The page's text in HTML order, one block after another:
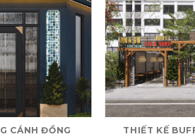
CÁNH ĐỒNG
THIẾT KẾ